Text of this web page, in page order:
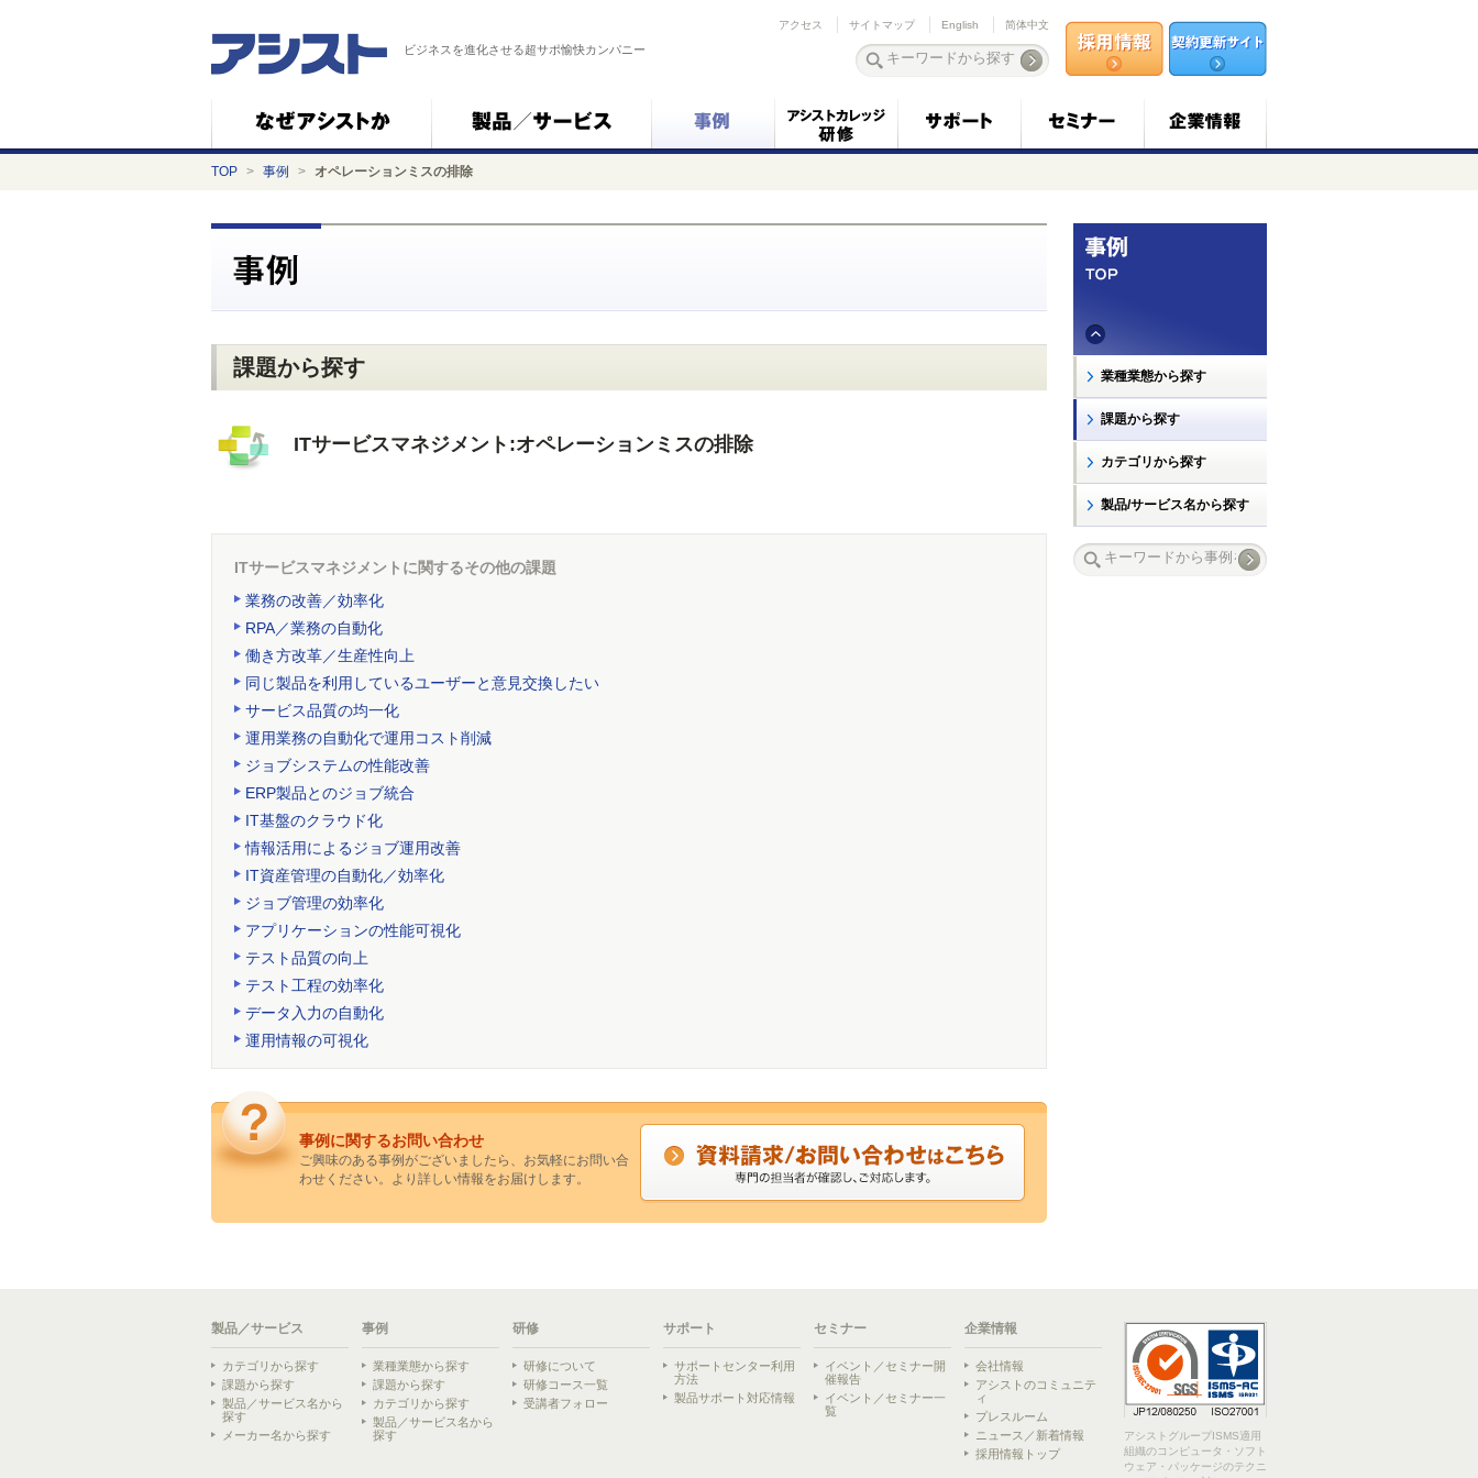
ビジネスを進化させる超サポ愉快カンパニー
アクセス サイトマップ English 简体中文
TOP > 事例 > オペレーションミスの排除
課題から探す
ITサービスマネジメント:オペレーションミスの排除
ITサービスマネジメントに関するその他の課題
業務の改善／効率化
RPA／業務の自動化
働き方改革／生産性向上
同じ製品を利用しているユーザーと意見交換したい
サービス品質の均一化
運用業務の自動化で運用コスト削減
ジョブシステムの性能改善
ERP製品とのジョブ統合
IT基盤のクラウド化
情報活用によるジョブ運用改善
IT資産管理の自動化／効率化
ジョブ管理の効率化
アプリケーションの性能可視化
テスト品質の向上
テスト工程の効率化
データ入力の自動化
運用情報の可視化
事例に関するお問い合わせ
ご興味のある事例がございましたら、お気軽にお問い合
わせください。より詳しい情報をお届けします。
業種業態から探す
課題から探す
カテゴリから探す
製品/サービス名から探す
製品／サービス
カテゴリから探す
課題から探す
製品／サービス名から
探す
メーカー名から探す
事例
業種業態から探す
課題から探す
カテゴリから探す
製品／サービス名から
探す
研修
研修について
研修コース一覧
受講者フォロー
サポート
サポートセンター利用
方法
製品サポート対応情報
セミナー
イベント／セミナー開
催報告
イベント／セミナー一
覧
企業情報
会社情報
アシストのコミュニテ
ィ
プレスルーム
ニュース／新着情報
採用情報トップ
アシストグループISMS適用
組織のコンピュータ・ソフト
ウェア・パッケージのテクニ